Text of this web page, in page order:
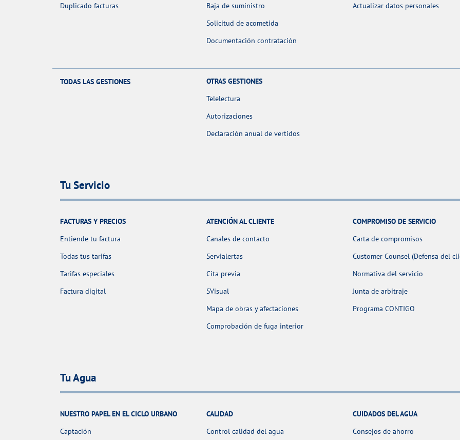
Duplicado facturas
Baja de suministro
Solicitud de acometida
Documentación contratación
Actualizar datos personales
TODAS LAS GESTIONES
OTRAS GESTIONES
Telelectura
Autorizaciones
Declaración anual de vertidos
Tu Servicio
FACTURAS Y PRECIOS
Entiende tu factura
Todas tus tarifas
Tarifas especiales
Factura digital
ATENCIÓN AL CLIENTE
Canales de contacto
Servialertas
Cita previa
SVisual
Mapa de obras y afectaciones
Comprobación de fuga interior
COMPROMISO DE SERVICIO
Carta de compromisos
Customer Counsel (Defensa del
Normativa del servicio
Junta de arbitraje
Programa CONTIGO
Tu Agua
NUESTRO PAPEL EN EL CICLO URBANO
Captación
CALIDAD
Control calidad del agua
CUIDADOS DEL AGUA
Consejos de ahorro